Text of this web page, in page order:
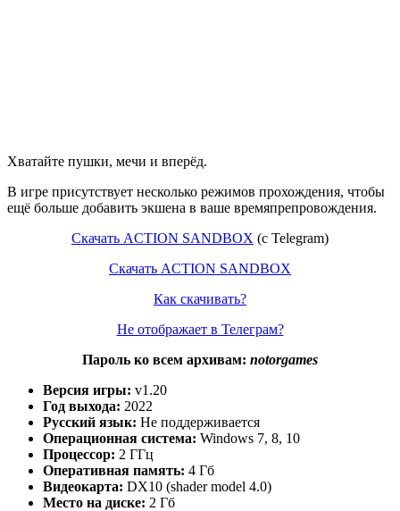
Хватайте пушки, мечи и вперёд.
В игре присутствует несколько режимов прохождения, чтобы
ещё больше добавить экшена в ваше времяпрепровождения.
Скачать ACTION SANDBOX (c Telegram)
Скачать ACTION SANDBOX
Как скачивать?
Не отображает в Телеграм?
Пароль ко всем архивам: notorgames
Версия игры: v1.20
Год выхода: 2022
Русский язык: Не поддерживается
Операционная система: Windows 7, 8, 10
Процессор: 2 ГГц
Оперативная память: 4 Гб
Видеокарта: DX10 (shader model 4.0)
Место на диске: 2 Гб